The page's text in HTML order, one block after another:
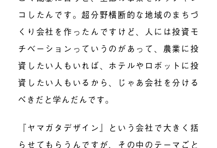
コしたんです。超分野横断的な地域のまちづ
くり会社を作ったんですけど、人には投資モ
チベーションっていうのがあって、農業に投
資したい人もいれば、ホテルやロボットに投
資したい人もいるから、じゃあ会社を分ける
べきだと学んだんです。
『ヤマガタデザイン 』 という会社で大きく括
らせてもらうんですが、その中のテーマごと